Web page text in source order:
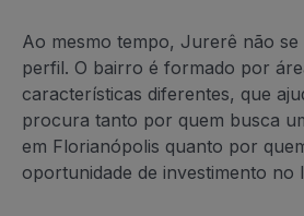
Ao mesmo tempo, Jurerê não
perfil. O bairro é formado por
características diferentes, que
procura tanto por quem busca
em Florianópolis quanto por
oportunidade de investimento no